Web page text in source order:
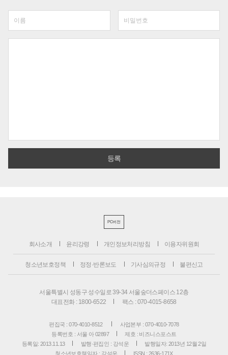
PC버전
회사소개 윤리강령 개인정보처리방침 이용자위원회
청소년보호정책 정정·반론보도 기사심의규정 불편신고
서울특별시 성동구 성수일로 39-34 서울숲더스페이스 12층
대표전화 : 1800-6522
팩스 : 070-4015-8658
편집국 : 070-4010-8512
사업본부 : 070-4010-7078
등록번호 : 서울 아 02897
제호 : 비즈니스포스트
등록일: 2013.11.13
발행·편집인 : 강석운
발행일자: 2013년 12월 2일
청소년보호책임자 : 강석운
ISSN : 2636-171X